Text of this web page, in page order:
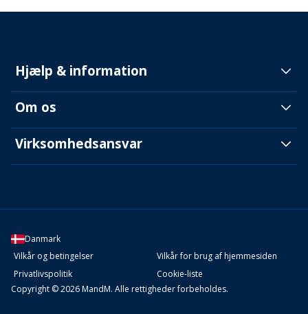
Hjælp & information
Om os
Virksomhedsansvar
Danmark
Vilkår og betingelser
Vilkår for brug af hjemmesiden
Privatlivspolitik
Cookie-liste
Copyright © 2026 MandM. Alle rettigheder forbeholdes.